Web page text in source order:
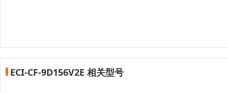
ECI-CF-9D156V2E 相关型号